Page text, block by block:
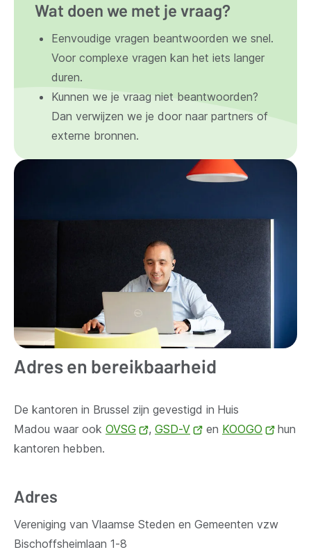
Wat doen we met je vraag?
Eenvoudige vragen beantwoorden we snel.
Voor complexe vragen kan het iets langer
duren.
Kunnen we je vraag niet beantwoorden?
Dan verwijzen we je door naar partners of
externe bronnen.
Adres en bereikbaarheid
De kantoren in Brussel zijn gevestigd in Huis
Madou waar ook OVSG
(opent
, GSD-V
(opent
en KOOGO
(opent
hun
kantoren hebben.
Adres
Vereniging van Vlaamse Steden en Gemeenten vzw
Bischoffsheimlaan 1-8